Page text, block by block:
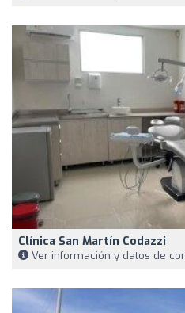
Clínica San Martín Codazzi
Ver información y datos de